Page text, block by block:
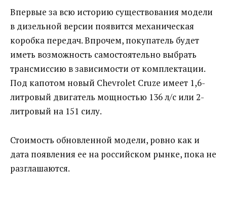
Впервые за всю историю существования модели
в дизельной версии появится механическая
коробка передач. Впрочем, покупатель будет
иметь возможность самостоятельно выбрать
трансмиссию в зависимости от комплектации.
Под капотом новый Chevrolet Cruze имеет 1,6-
литровый двигатель мощностью 136 л/с или 2-
литровый на 151 силу.
Стоимость обновленной модели, ровно как и
дата появления ее на российском рынке, пока не
разглашаются.